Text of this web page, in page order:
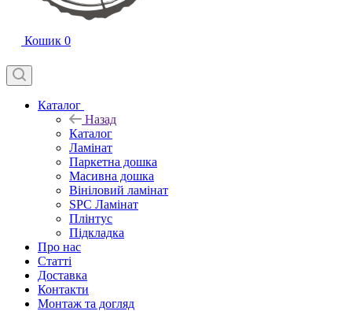
Кошик 0
Каталог
Назад
Каталог
Ламінат
Паркетна дошка
Масивна дошка
Вініловий ламінат
SPC Ламінат
Плінтус
Підкладка
Про нас
Статті
Доставка
Контакти
Монтаж та догляд